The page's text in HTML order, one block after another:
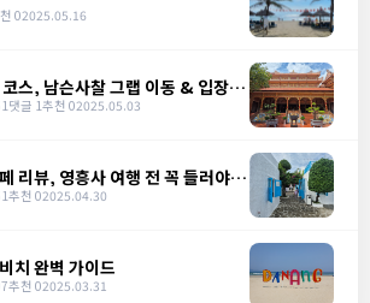
02025.05.16
스, 남슨사찰 그랩 이동 & 입장료
댓글 1추천 02025.05.03
리뷰, 영흥사 여행 전 꼭 들러야 할
추천 02025.04.30
치 완벽 가이드
추천 02025.03.31